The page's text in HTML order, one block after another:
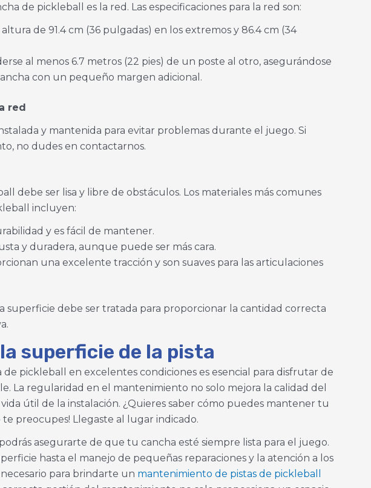
de pickleball es la red. Las especificaciones para la red son:
de 91.4 cm (36 pulgadas) en los extremos y 86.4 cm (34
al menos 6.7 metros (22 pies) de un poste al otro, asegurándose
con un pequeño margen adicional.
red
y mantenida para evitar problemas durante el juego. Si
no dudes en contactarnos.
debe ser lisa y libre de obstáculos. Los materiales más comunes
incluyen:
y es fácil de mantener.
y duradera, aunque puede ser más cara.
una excelente tracción y son suaves para las articulaciones
debe ser tratada para proporcionar la cantidad correcta
superficie de la pista
pickleball en excelentes condiciones es esencial para disfrutar de
La regularidad en el mantenimiento no solo mejora la calidad del
útil de la instalación. ¿Quieres saber cómo puedes mantener tu
te preocupes! Llegaste al lugar indicado.
asegurarte de que tu cancha esté siempre lista para el juego.
hasta el manejo de pequeñas reparaciones y la atención a los
para brindarte un mantenimiento de pistas de pickleball
¡Déjanos tus datos y construye tu pista de
pickleball en menos de 7 días!
Enviar